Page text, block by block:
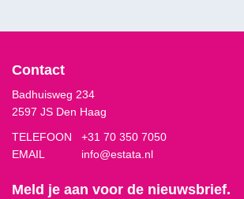
Contact
Badhuisweg 234
2597 JS Den Haag
TELEFOON +31 70 350 7050
EMAIL
info@estata.nl
Meld je aan voor de nieuwsbrief.